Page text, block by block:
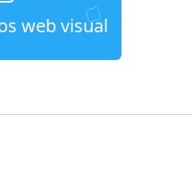
web visual